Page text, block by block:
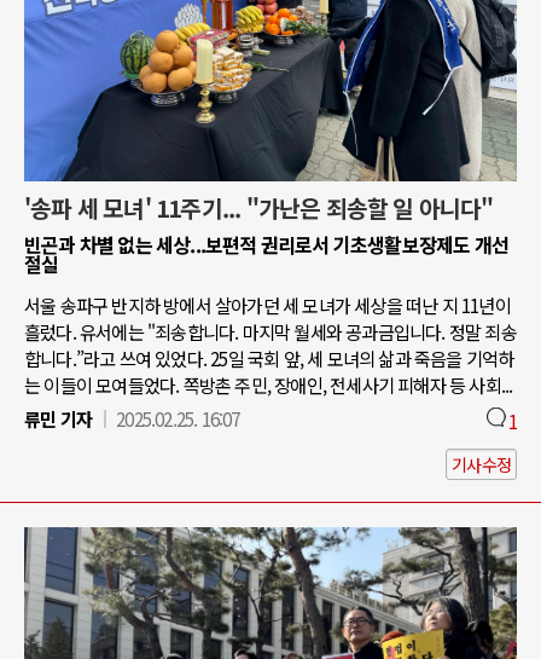
'송파 세 모녀' 11주기... "가난은 죄송할 일 아니다"
빈곤과 차별 없는 세상...보편적 권리로서 기초생활보장제도 개선
절실
서울 송파구 반지하 방에서 살아가던 세 모녀가 세상을 떠난 지 11년이
흘렀다. 유서에는 "죄송합니다. 마지막 월세와 공과금입니다. 정말 죄송
합니다.”라고 쓰여 있었다. 25일 국회 앞, 세 모녀의 삶과 죽음을 기억하
는 이들이 모여들었다. 쪽방촌 주민, 장애인, 전세사기 피해자 등 사회...
류민 기자
2025.02.25. 16:07 1
기사수정